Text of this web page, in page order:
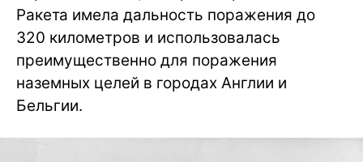
Ракета имела дальность поражения до
320 километров и использовалась
преимущественно для поражения
наземных целей в городах Англии и
Бельгии.